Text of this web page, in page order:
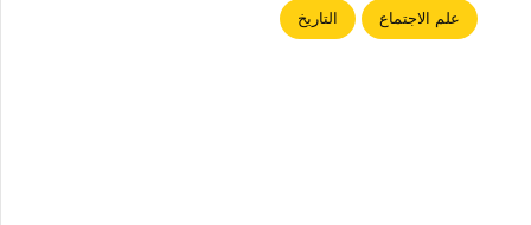
علم الاجتماع التاريخ